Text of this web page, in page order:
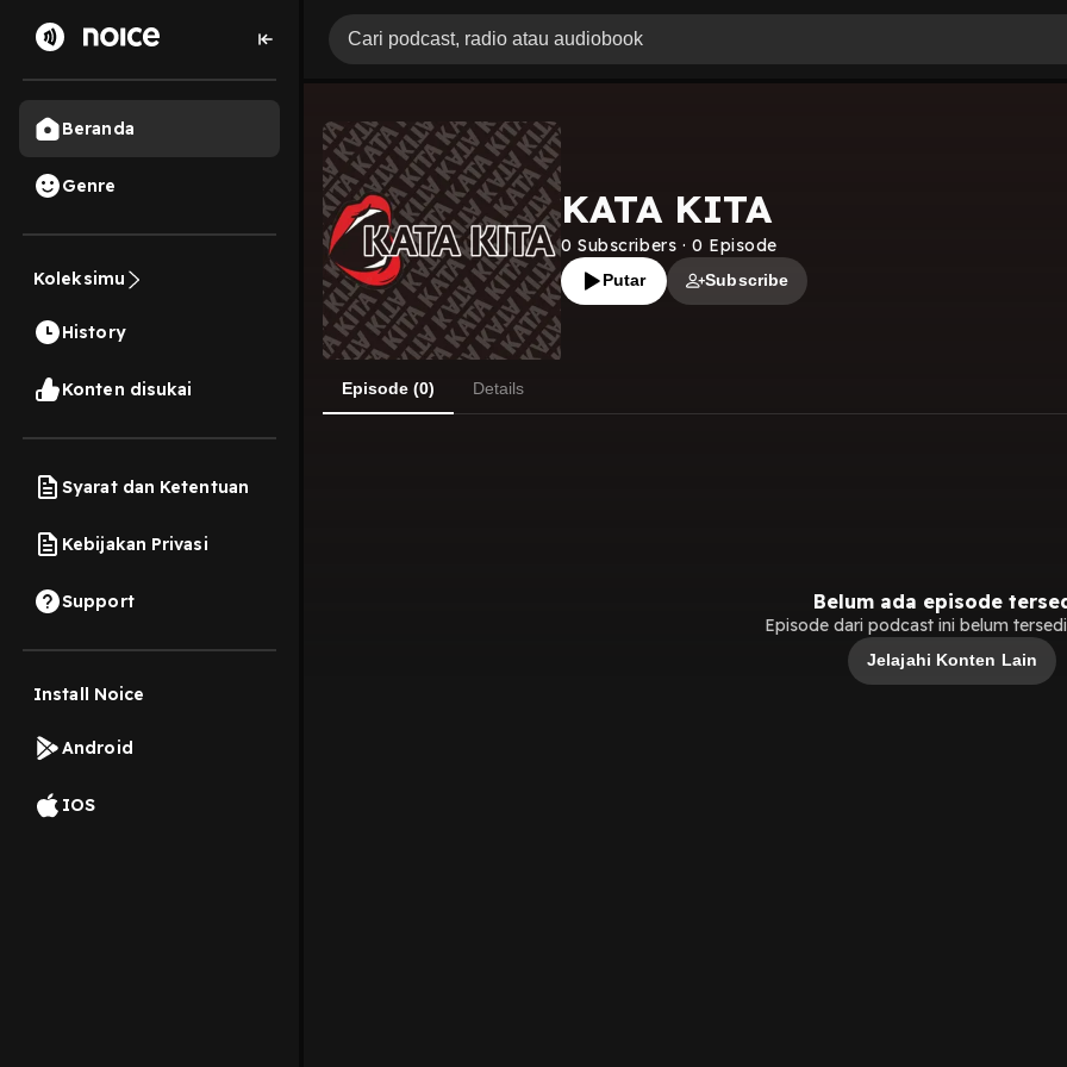
Beranda
Genre
Koleksimu
History
Konten disukai
Syarat dan Ketentuan
Kebijakan Privasi
Support
Install Noice
Android
IOS
KATA KITA
0 Subscribers · 0 Episode
Putar Subscribe
Episode (0) Details
Belum ada episode
Episode dari podcast ini belum
Jelajahi Konten Lain